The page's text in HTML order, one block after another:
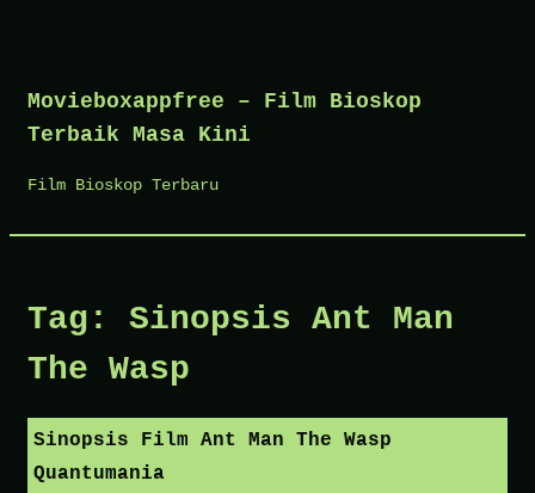
content
Movieboxappfree – Film Bioskop
Terbaik Masa Kini
Film Bioskop Terbaru
Tag: Sinopsis Ant Man
The Wasp
Sinopsis Film Ant Man The Wasp
Quantumania